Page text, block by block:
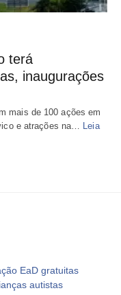
terá
inaugurações
mais de 100 ações em
e atrações na… Leia
EaD gratuitas
autistas